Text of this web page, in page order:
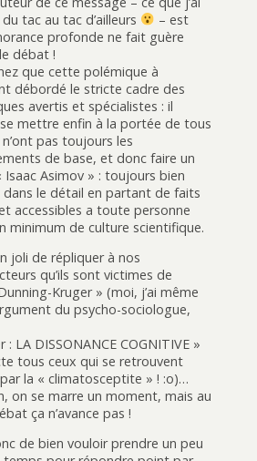
tac au tac d’ailleurs
– est
profonde ne fait guère
débat !
que cette polémique à
débordé le stricte cadre des
avertis et spécialistes : il
mettre enfin à la portée de tous
pas toujours les
de base, et donc faire un
Isaac Asimov » : toujours bien
dans le détail en partant de faits
accessibles a toute personne
minimum de culture scientifique.
joli de répliquer à nos
qu’ils sont victimes de
Kruger » (moi, j’ai même
du psycho-sociologue,
: LA DISSONANCE COGNITIVE »
tous ceux qui se retrouvent
la « climatosceptite » ! :o)…
on se marre un moment, mais au
ça n’avance pas !
de bien vouloir prendre un peu